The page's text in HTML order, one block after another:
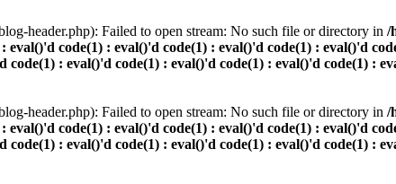
header.php): Failed to open stream: No such file or directory in /
code(1) : eval()'d code(1) : eval()'d code(1) : eval()'d
: eval()'d code(1) : eval()'d code(1) : eval()'d code(1) :
header.php): Failed to open stream: No such file or directory in /
code(1) : eval()'d code(1) : eval()'d code(1) : eval()'d
: eval()'d code(1) : eval()'d code(1) : eval()'d code(1) :